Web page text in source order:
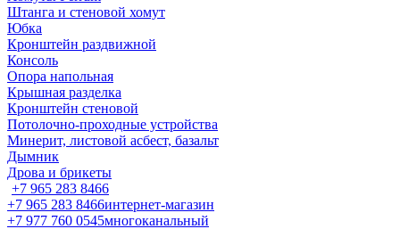
Штанга и стеновой хомут
Юбка
Кронштейн раздвижной
Консоль
Опора напольная
Крышная разделка
Кронштейн стеновой
Потолочно-проходные устройства
Минерит, листовой асбест, базальт
Дымник
Дрова и брикеты
+7 965 283 8466
+7 965 283 8466интернет-магазин
+7 977 760 0545многоканальный